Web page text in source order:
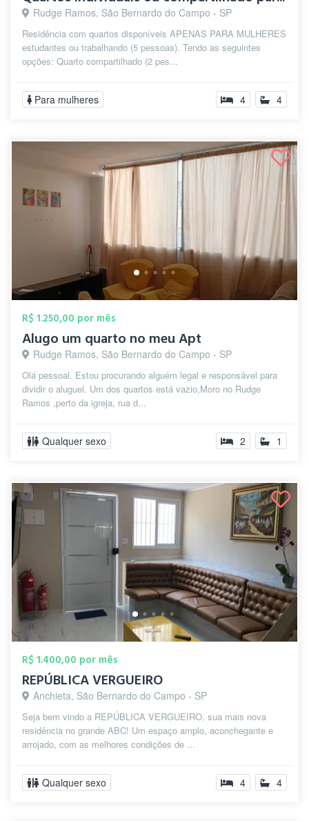
Rudge Ramos, São Bernardo do Campo - SP
Residência com quartos disponíveis APENAS PARA MULHERES
estudantes ou trabalhando (5 pessoas). Tendo as seguintes
opções: Quarto compartilhado (2 pes...
Para mulheres 4 4
R$ 1.250,00 por mês
Alugo um quarto no meu Apt
Rudge Ramos, São Bernardo do Campo - SP
Olá pessoal. Estou procurando alguém legal e responsável para
dividir o aluguel. Um dos quartos está vazio,Moro no Rudge
Ramos ,perto da igreja, rua d...
Qualquer sexo 2 1
R$ 1.400,00 por mês
REPÚBLICA VERGUEIRO
Anchieta, São Bernardo do Campo - SP
Seja bem vindo a REPÚBLICA VERGUEIRO, sua mais nova
residência no grande ABC! Um espaço amplo, aconchegante e
arrojado, com as melhores condições de ...
Qualquer sexo 4 4